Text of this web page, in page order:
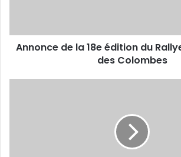
des
Colombes
Annonce de la 18e édition du
des Colombes